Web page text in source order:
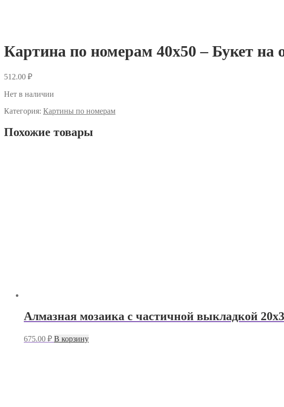
Картина по номерам 40х50 – Букет на
512.00 ₽
Нет в наличии
Категория: Картины по номерам
Похожие товары
Алмазная мозаика с частичной выкладкой
675.00 ₽ В корзину